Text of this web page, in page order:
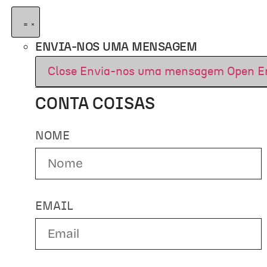
ENVIA-NOS UMA MENSAGEM
Close Envia-nos uma mensagem Open
CONTA COISAS
NOME
EMAIL